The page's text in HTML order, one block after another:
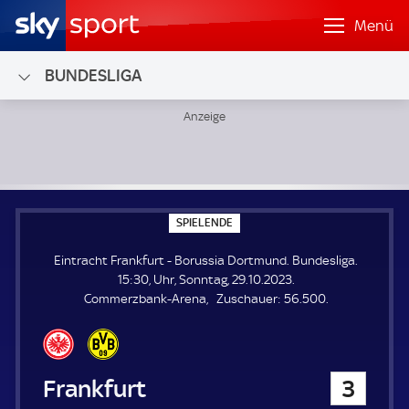
Menü
BUNDESLIGA
SPIELENDE
P
E
L
E
N
Eintracht Frankfurt - Borussia Dortmund. Bundesliga.
15:30, Uhr, Sonntag, 29.10.2023.
Commerzbank-Arena
Zuschauer: Z
56.500.
Eintracht Frankfurt 3